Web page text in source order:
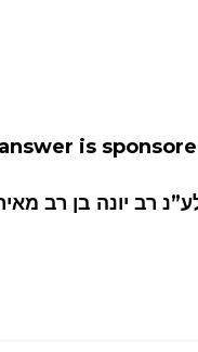
is